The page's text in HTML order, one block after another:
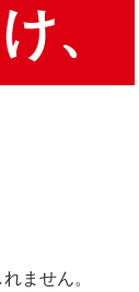
、
ません。